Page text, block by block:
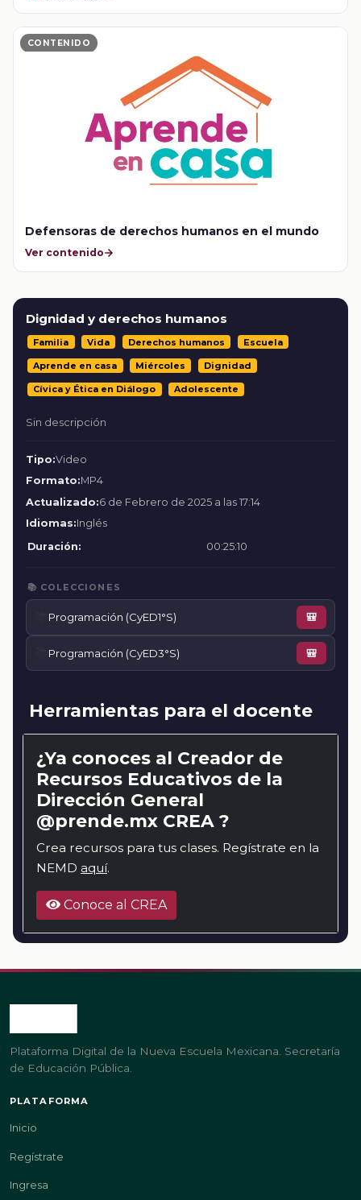
CONTENIDO
Defensoras de derechos humanos en el mundo
Ver contenido
Dignidad y derechos humanos
Familia Vida Derechos humanos Escuela
Aprende en casa Miércoles Dignidad
Cívica y Ética en Diálogo Adolescente
Sin descripción
Tipo:Video
Formato:MP4
Actualizado:6 de Febrero de 2025 a las 17:14
Idiomas:Inglés
Duración:
00:25:10
📚 COLECCIONES
Programación (CyED1°S) 🎒
Programación (CyED3°S) 🎒
Herramientas para el docente
¿Ya conoces al Creador de
Recursos Educativos de la
Dirección General
@prende.mx CREA ?
Crea recursos para tus clases. Regístrate en la
NEMD aquí.
Conoce al CREA
Plataforma Digital de la Nueva Escuela Mexicana. Secretaría
de Educación Pública.
PLATAFORMA
Inicio
Regístrate
Ingresa